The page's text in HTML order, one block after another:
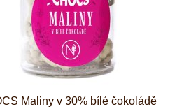
Maliny v 30% bílé čokoládě